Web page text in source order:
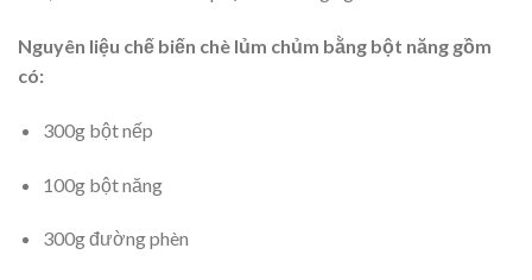
Nguyên liệu chế biến chè lủm chủm bằng bột năng gồm
có:
300g bột nếp
100g bột năng
300g đường phèn